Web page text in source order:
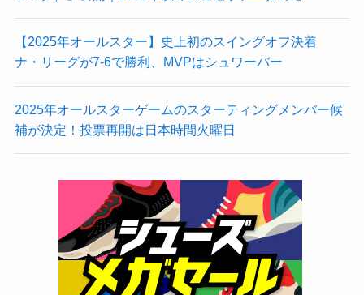
【2025年オールスター】史上初のスイングオフ決着
ナ・リーグが7-6で勝利、MVPはシュワーバー
2025年オールスターゲームのスターティングメンバー候
補が決定！投票再開は日本時間火曜日